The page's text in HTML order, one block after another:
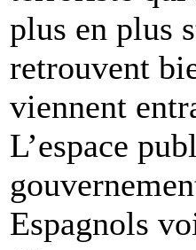
plus en plus
retrouvent
viennent
L’espace
Espagnols